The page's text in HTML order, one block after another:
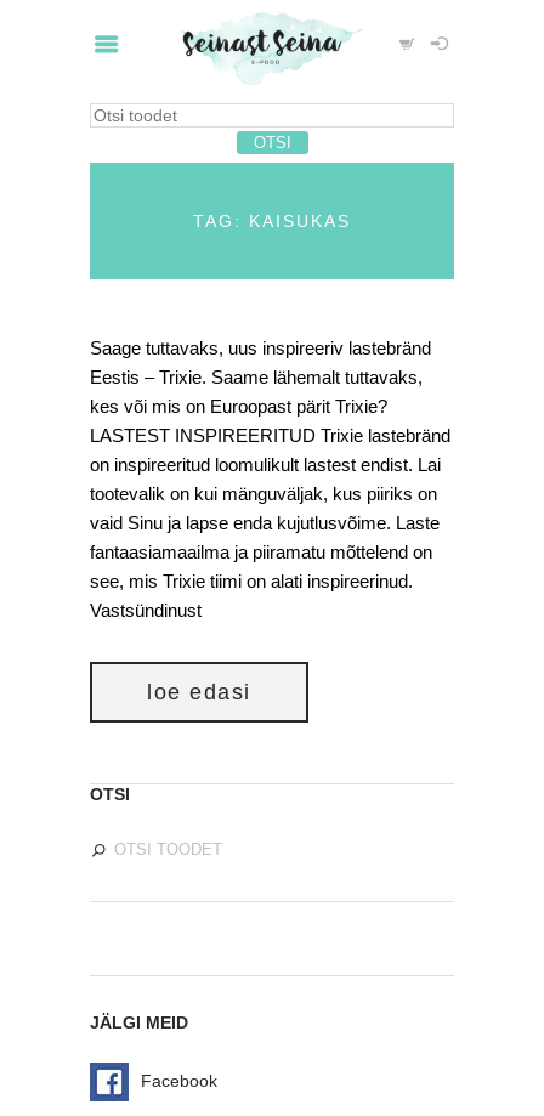
TAG: KAISUKAS
Saage tuttavaks, uus inspireeriv lastebränd
Eestis – Trixie. Saame lähemalt tuttavaks,
kes või mis on Euroopast pärit Trixie?
LASTEST INSPIREERITUD Trixie lastebränd
on inspireeritud loomulikult lastest endist. Lai
tootevalik on kui mänguväljak, kus piiriks on
vaid Sinu ja lapse enda kujutlusvõime. Laste
fantaasiamaailma ja piiramatu mõttelend on
see, mis Trixie tiimi on alati inspireerinud.
Vastsündinust
loe edasi
OTSI
JÄLGI MEID
Facebook